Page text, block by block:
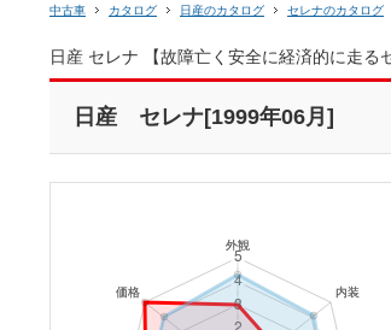
中古車
カタログ 日産のカタログ セレナのカタログ
日産 セレナ 【故障亡く安全に経済的に走る
日産 セレナ[1999年06月]